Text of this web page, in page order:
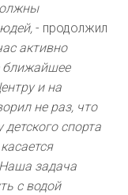
- продолжил
активно
ближайшее
и на
не раз, что
спорта
задача
с водой